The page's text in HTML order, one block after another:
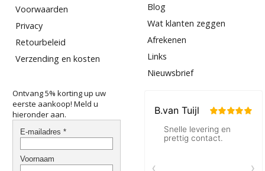
SILICONEN STOP
Voorwaarden
Privacy
Retourbeleid
Verzending en kosten
Blog
Wat klanten zeggen
Afrekenen
Links
Nieuwsbrief
Ontvang 5% korting up uw
eerste aankoop! Meld u
hieronder aan.